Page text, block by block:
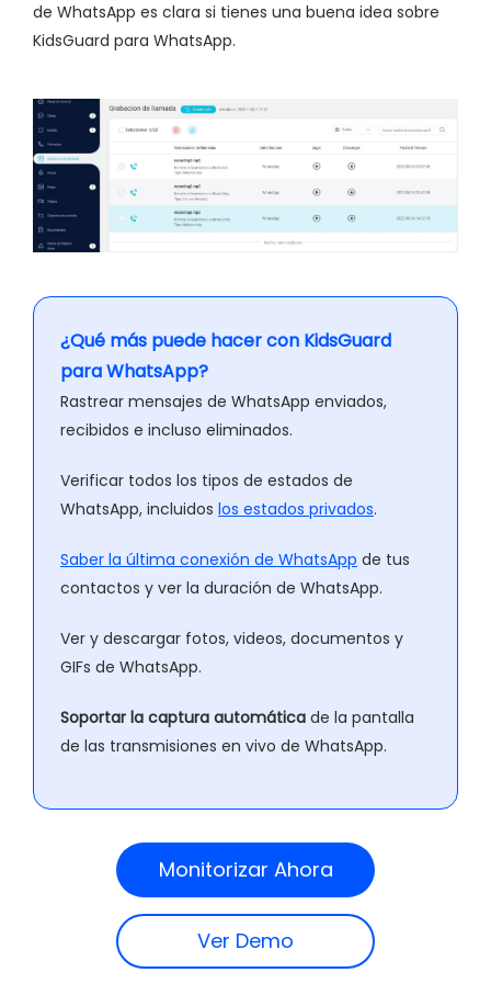
de WhatsApp es clara si tienes una buena idea sobre
KidsGuard para WhatsApp.
¿Qué más puede hacer con KidsGuard
para WhatsApp?
Rastrear mensajes de WhatsApp enviados,
recibidos e incluso eliminados.
Verificar todos los tipos de estados de
WhatsApp, incluidos los estados privados.
Saber la última conexión de WhatsApp de tus
contactos y ver la duración de WhatsApp.
Ver y descargar fotos, videos, documentos y
GIFs de WhatsApp.
Soportar la captura automática de la pantalla
de las transmisiones en vivo de WhatsApp.
Monitorizar Ahora
Ver Demo